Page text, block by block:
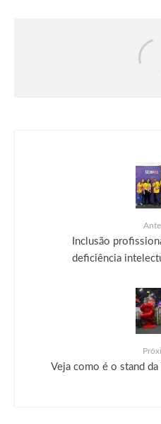
Faltam 50 Dias:
disponíveis para o
Rock in Rio se
Inclusão
deficiência
Veja como é o stand